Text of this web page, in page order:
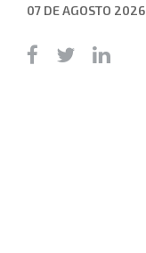
07 DE AGOSTO 2026